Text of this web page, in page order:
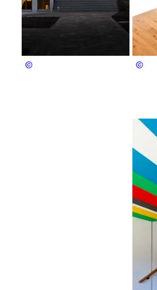
Deutsches Jugendherbergswerk